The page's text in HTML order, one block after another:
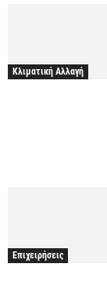
Κλιματική Αλλαγή
Επιχειρήσεις